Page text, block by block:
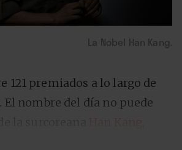
La Nobel Han Kang.
121 premiados a lo largo de
nombre del día no puede